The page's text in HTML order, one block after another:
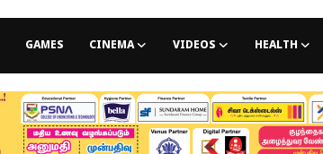
GAMES CINEMA VIDEOS HEALTH